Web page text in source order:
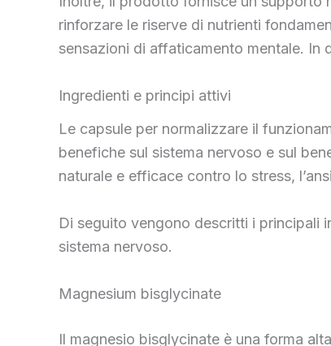
rinforzare le riserve di nutrienti
sensazioni di affaticamento mentale. In
Ingredienti e principi attivi
Le capsule per normalizzare il
benefiche sul sistema nervoso e sul
naturale e efficace contro lo stress,
Di seguito vengono descritti i principali
sistema nervoso.
Magnesium bisglycinate
Il magnesio bisglycinate è una forma